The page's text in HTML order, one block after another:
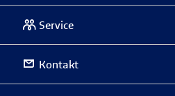
Service
Kontakt